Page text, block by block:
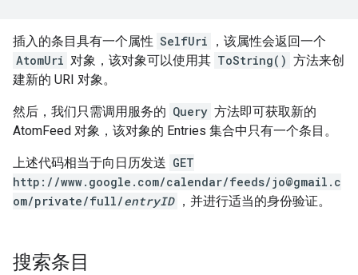
插入的条目具有一个属性 SelfUri
，该属性会返回一个
AtomUri 对象，该对象可以使用其 ToString() 方法来创
建新的 URI 对象。
然后，我们只需调用服务的 Query 方法即可获取新的
AtomFeed 对象，该对象的 Entries 集合中只有一个条目。
上述代码相当于向日历发送 GET
http://www.google.com/calendar/feeds/jo@gmail.c
om/private/full/entryID ，并进行适当的身份验证。
搜索条目